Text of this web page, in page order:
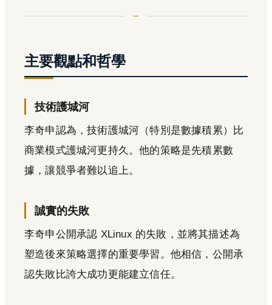
主要觀點和哲學
技術護城河
李奇申認為，技術護城河（特別是數據積累）比
商業模式護城河更持久。他的策略是先積累數
據，讓競爭者難以追上。
誠實的失敗
李奇申公開承認 XLinux 的失敗，並將其描述為
塑造後來策略選擇的重要學習。他相信，公開承
認失敗比誇大成功更能建立信任。